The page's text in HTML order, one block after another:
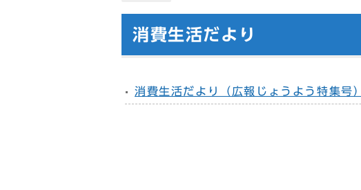
消費生活だより
消費生活だより（広報じょうよう特集号）